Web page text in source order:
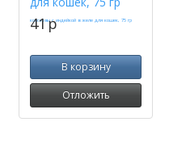
41p
В корзину
Отложить